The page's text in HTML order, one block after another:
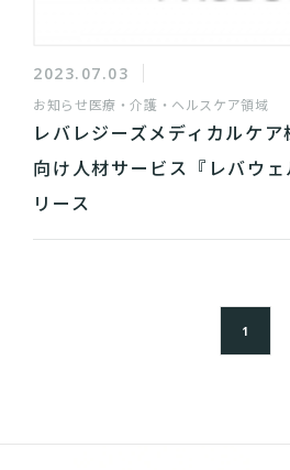
2023.07.03
お知らせ医療・介護・ヘルスケア領域
レバレジーズメディカルケ
向け人材サービス『レバウ
リース
1